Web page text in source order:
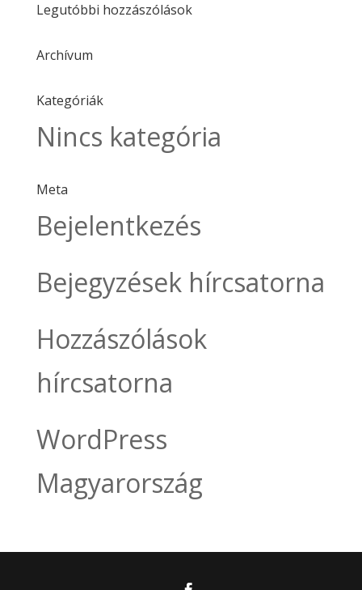
Legutóbbi hozzászólások
Archívum
Kategóriák
Nincs kategória
Meta
Bejelentkezés
Bejegyzések hírcsatorna
Hozzászólások
hírcsatorna
WordPress
Magyarország